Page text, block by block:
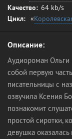
Качество: 64 kb/s
Цикл: «
Описание:
Аудиороман Ольги
собой первую
писательницы с
озвучила Ксения
познакомит
простой сиротки,
девушка